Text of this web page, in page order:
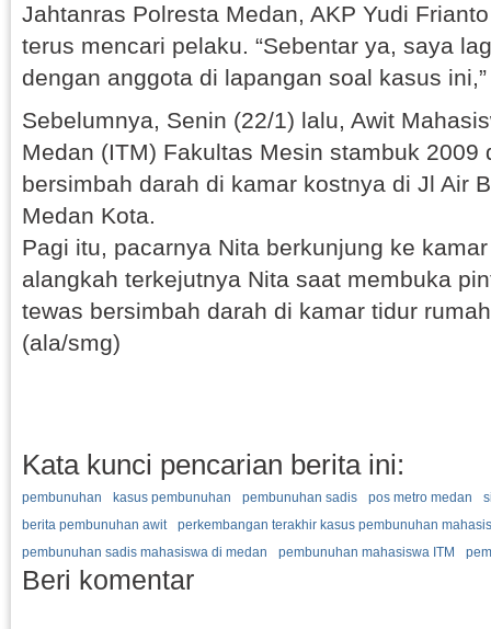
Jahtanras Polresta Medan, AKP Yudi
terus mencari pelaku. “Sebentar ya, saya
dengan anggota di lapangan soal kasus
Sebelumnya, Senin (22/1) lalu, Awit
Medan (ITM) Fakultas Mesin stambuk 2009
bersimbah darah di kamar kostnya di Jl Air
Medan Kota.
Pagi itu, pacarnya Nita berkunjung ke
alangkah terkejutnya Nita saat membuka
tewas bersimbah darah di kamar tidur
(ala/smg)
Kata kunci pencarian berita ini:
pembunuhan kasus pembunuhan pembunuhan sadis pos metro medan
berita pembunuhan awit
perkembangan terakhir kasus pembunuhan
pembunuhan sadis mahasiswa di medan
pembunuhan mahasiswa ITM
Beri komentar